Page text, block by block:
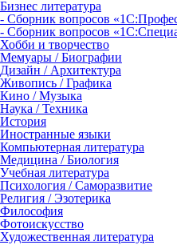
Бизнес литература
- Сборник вопросов
- Сборник вопросов
Хобби и творчество
Мемуары / Биографии
Дизайн / Архитектура
Живопись / Графика
Кино / Музыка
Наука / Техника
История
Иностранные языки
Компьютерная литература
Медицина / Биология
Учебная литература
Психология / Саморазвитие
Религия / Эзотерика
Философия
Фотоискусство
Художественная литература